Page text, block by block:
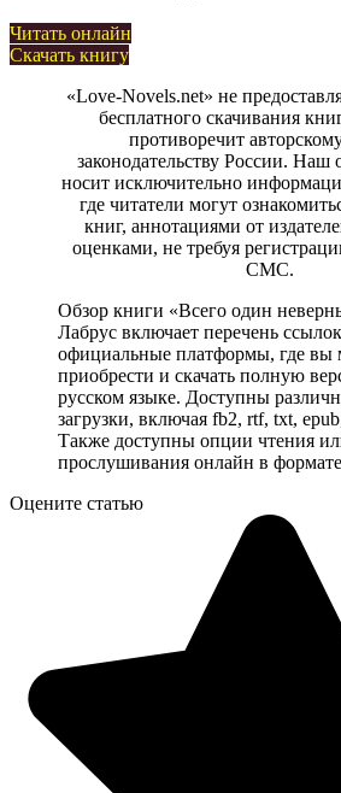
Читать онлайн
Скачать книгу
«Love-Novels.net» не
бесплатного скачивания
противоречит
законодательству России. Наш
носит исключительно
где читатели могут
книг, аннотациями от
оценками, не требуя
СМС.
Обзор книги «Всего один
Лабрус включает перечень
официальные платформы, где вы
приобрести и скачать полную
русском языке. Доступны
загрузки, включая fb2, rtf, txt,
Также доступны опции чтения
прослушивания онлайн в
Оцените статью